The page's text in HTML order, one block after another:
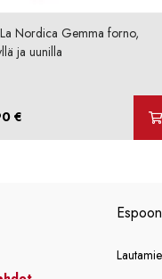
Nordica Gemma forno,
ja uunilla
€